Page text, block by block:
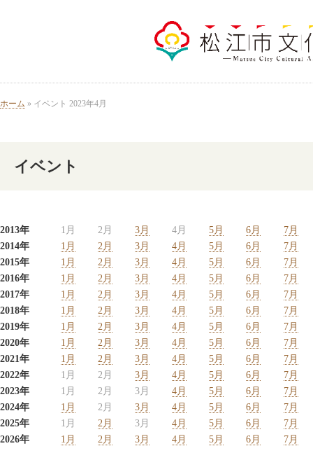
ホーム » イベント 2023年4月
イベント
2013年 1月 2月 3月 4月 5月 6月
7月
2014年
1月 2月 3月 4月 5月 6月
7月
2015年
1月 2月 3月 4月 5月 6月
7月
2016年
1月 2月 3月 4月 5月 6月
7月
2017年
1月 2月 3月 4月 5月 6月
7月
2018年
1月 2月 3月 4月 5月 6月
7月
2019年
1月 2月 3月 4月 5月 6月
7月
2020年
1月 2月 3月 4月 5月 6月
7月
2021年
1月 2月 3月 4月 5月 6月
7月
2022年
1月 2月 3月 4月 5月 6月
7月
2023年
1月 2月 3月 4月 5月 6月
7月
2024年
1月 2月 3月 4月 5月 6月
7月
2025年
1月 2月 3月 4月 5月 6月
7月
2026年
1月 2月 3月 4月 5月 6月 7月